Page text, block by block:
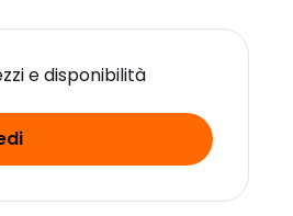
e disponibilità